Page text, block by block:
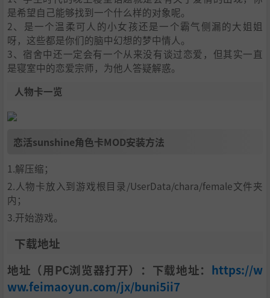
是希望自己能够找到一个什么样的对象呢。
2、是一个温柔可人的小女孩还是一个霸气侧漏的大姐姐
呀，这些都是你们的脑中幻想的梦中情人。
3、宿舍中还一定会有一个从来没有谈过恋爱，但其实一直
是寝室中的恋爱宗师，为他人答疑解惑。
人物卡一览
恋活sunshine角色卡MOD安装方法
1.解压缩；
2.人物卡放入到游戏根目录/UserData/chara/female文件夹
内；
3.开始游戏。
下载地址
地址（用PC浏览器打开）：下载地址： https://w
ww.feimaoyun.com/jx/buni5ii7